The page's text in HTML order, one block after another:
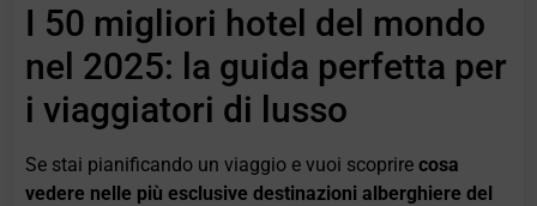
I 50 migliori hotel del mondo
nel 2025: la guida perfetta per
i viaggiatori di lusso
Se stai pianificando un viaggio e vuoi scoprirecosa
vedere nelle più esclusive destinazioni alberghiere del